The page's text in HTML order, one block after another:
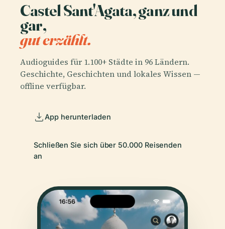
Castel Sant'Agata, ganz und
gar,
gut erzählt.
Audioguides für 1.100+ Städte in 96 Ländern.
Geschichte, Geschichten und lokales Wissen —
offline verfügbar.
App herunterladen
Schließen Sie sich über 50.000 Reisenden
an